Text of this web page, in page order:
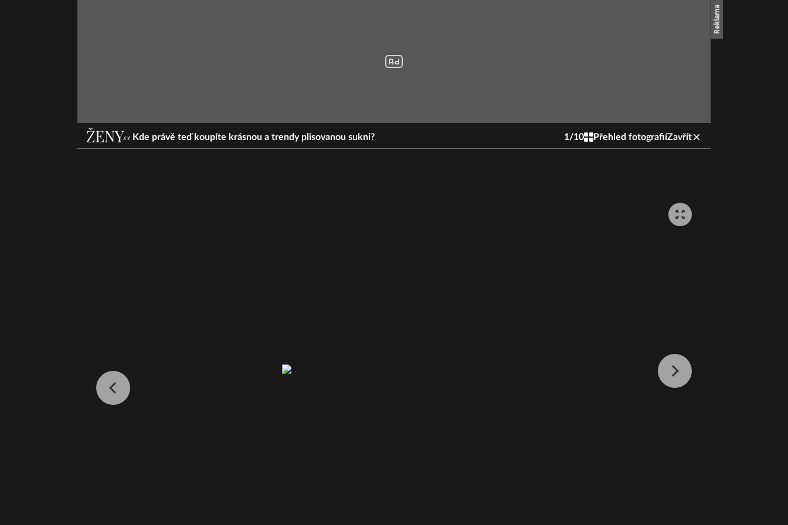
Kde právě teď koupíte krásnou a trendy plisovanou sukni? 1/10 Přehled fotografiíZavřít